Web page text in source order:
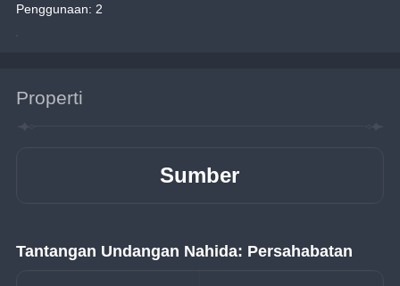
Penggunaan: 2
Properti
Sumber
Tantangan Undangan Nahida: Persahabatan